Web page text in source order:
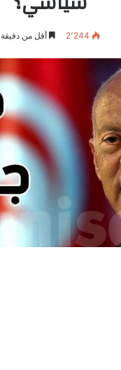
2٬244 أقل من دقيقة